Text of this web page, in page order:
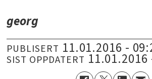
georg
PUBLISERT 11.01.2016 -
SIST OPPDATERT